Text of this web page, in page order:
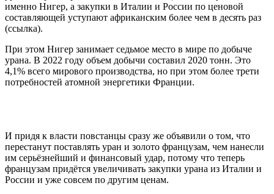
именно Нигер, а закупки в Италии и России по ценовой
составляющей уступают африканским более чем в десять раз
(ссылка).
При этом Нигер занимает седьмое место в мире по добыче
урана. В 2022 году объем добычи составил 2020 тонн. Это
4,1% всего мирового производства, но при этом более трети
потребностей атомной энергетики Франции.
И придя к власти повстанцы сразу же объявили о том, что
перестанут поставлять уран и золото французам, чем нанесли
им серьёзнейший и финансовый удар, потому что теперь
французам придётся увеличивать закупки урана из Италии и
России и уже совсем по другим ценам.